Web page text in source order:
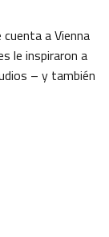
cuenta a Vienna
le inspiraron a
– y también